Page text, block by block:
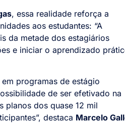
, essa realidade reforça a
aos estudantes: “A
da metade dos estagiários
e iniciar o aprendizado
programas de estágio
de ser efetivado na
planos dos quase 12 mil
destaca Marcelo